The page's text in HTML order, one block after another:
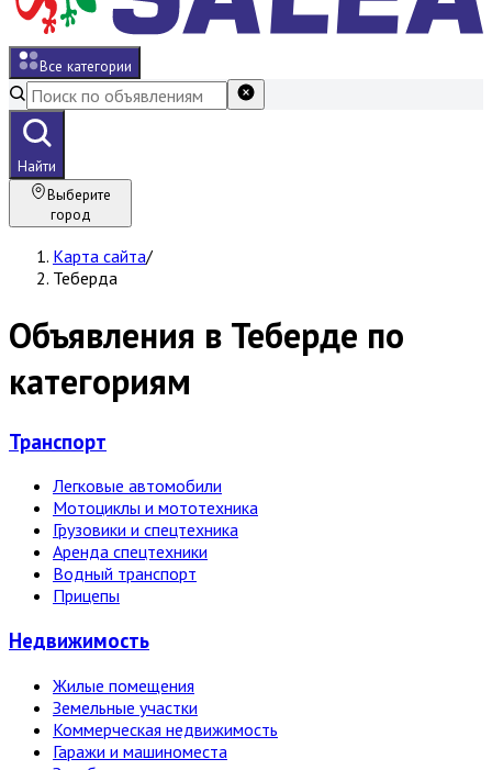
Все категории
Найти
Выберите
город
Карта сайта/
Теберда
Объявления в Теберде по
категориям
Транспорт
Легковые автомобили
Мотоциклы и мототехника
Грузовики и спецтехника
Аренда спецтехники
Водный транспорт
Прицепы
Недвижи­мость
Жилые помещения
Земельные участки
Коммерческая недвижимость
Гаражи и машиноместа